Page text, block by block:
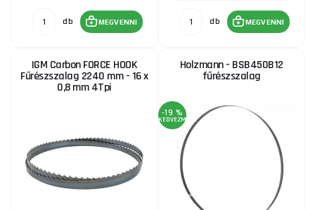
db MEGVENNI db MEGVENNI
IGM Carbon FORCE HOOK
Fűrészszalag 2240 mm - 16 x
0,8 mm 4Tpi
Holzmann - BSB450B12
fűrészszalag
-19 %
KEDVEZMÉNY